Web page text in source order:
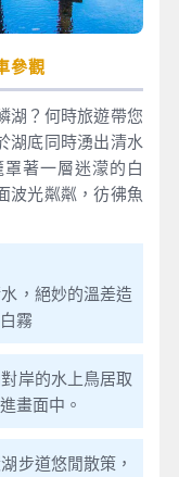
參觀
湖？何時旅遊帶您
湖底同時湧出清水
著一層迷濛的白
波光粼粼，彷彿魚
，絕妙的溫差造
霧
岸的水上鳥居取
畫面中。
步道悠閒散策，